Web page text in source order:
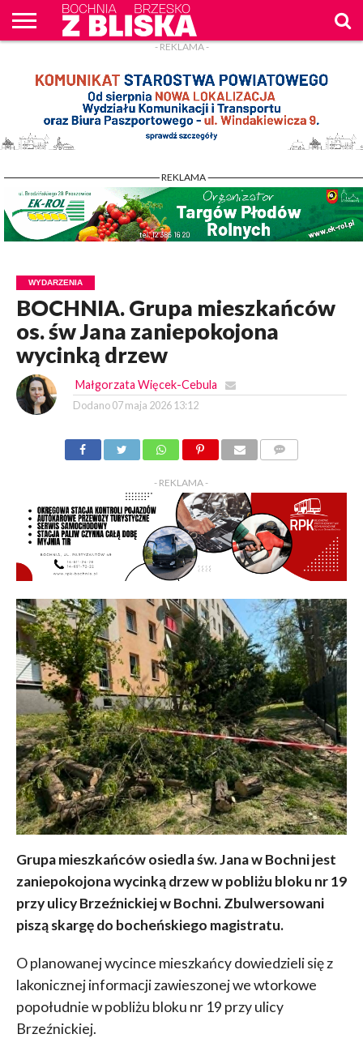
WPROST
REKLAM
- REKLAMA -
- REKLAMA -
WYDARZENIA
BOCHNIA. Grupa mieszkańców
os. św Jana zaniepokojona
wycinką drzew
Małgorzata Więcek-Cebula
Dodano 07 maja 2026 13:12
- REKLAMA -
Grupa mieszkańców osiedla św. Jana w Bochni jest
zaniepokojona wycinką drzew w pobliżu bloku nr 19
przy ulicy Brzeźnickiej w Bochni. Zbulwersowani
piszą skargę do bocheńskiego magistratu.
O planowanej wycince mieszkańcy dowiedzieli się z
lakonicznej informacji zawieszonej we wtorkowe
popołudnie w pobliżu bloku nr 19 przy ulicy
Brzeźnickiej.